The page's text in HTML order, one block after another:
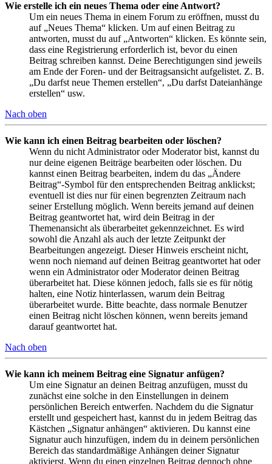
Wie erstelle ich ein neues Thema oder eine Antwort?
Um ein neues Thema in einem Forum zu eröffnen, musst du
auf „Neues Thema“ klicken. Um auf einen Beitrag zu
antworten, musst du auf „Antworten“ klicken. Es könnte sein,
dass eine Registrierung erforderlich ist, bevor du einen
Beitrag schreiben kannst. Deine Berechtigungen sind jeweils
am Ende der Foren- und der Beitragsansicht aufgelistet. Z. B.
„Du darfst neue Themen erstellen“, „Du darfst Dateianhänge
erstellen“ usw.
Nach oben
Wie kann ich einen Beitrag bearbeiten oder löschen?
Wenn du nicht Administrator oder Moderator bist, kannst du
nur deine eigenen Beiträge bearbeiten oder löschen. Du
kannst einen Beitrag bearbeiten, indem du das „Ändere
Beitrag“-Symbol für den entsprechenden Beitrag anklickst;
eventuell ist dies nur für einen begrenzten Zeitraum nach
seiner Erstellung möglich. Wenn bereits jemand auf deinen
Beitrag geantwortet hat, wird dein Beitrag in der
Themenansicht als überarbeitet gekennzeichnet. Es wird
sowohl die Anzahl als auch der letzte Zeitpunkt der
Bearbeitungen angezeigt. Dieser Hinweis erscheint nicht,
wenn noch niemand auf deinen Beitrag geantwortet hat oder
wenn ein Administrator oder Moderator deinen Beitrag
überarbeitet hat. Diese können jedoch, falls sie es für nötig
halten, eine Notiz hinterlassen, warum dein Beitrag
überarbeitet wurde. Bitte beachte, dass normale Benutzer
einen Beitrag nicht löschen können, wenn bereits jemand
darauf geantwortet hat.
Nach oben
Wie kann ich meinem Beitrag eine Signatur anfügen?
Um eine Signatur an deinen Beitrag anzufügen, musst du
zunächst eine solche in den Einstellungen in deinem
persönlichen Bereich entwerfen. Nachdem du die Signatur
erstellt und gespeichert hast, kannst du in jedem Beitrag das
Kästchen „Signatur anhängen“ aktivieren. Du kannst eine
Signatur auch hinzufügen, indem du in deinem persönlichen
Bereich das standardmäßige Anhängen deiner Signatur
aktivierst. Wenn du einen einzelnen Beitrag dennoch ohne